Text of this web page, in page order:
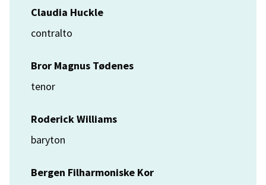
Claudia Huckle
contralto
Bror Magnus Tødenes
tenor
Roderick Williams
baryton
Bergen Filharmoniske Kor